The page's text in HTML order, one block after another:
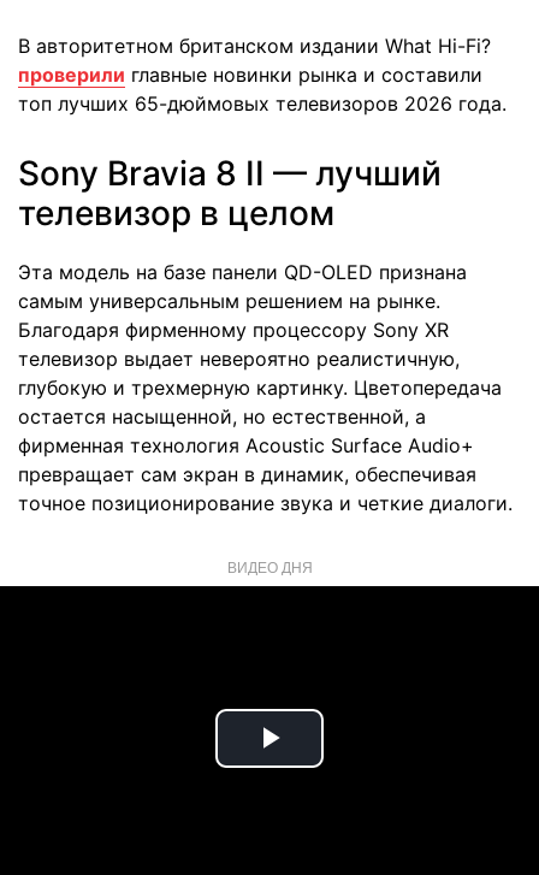
В авторитетном британском издании What Hi-Fi?
проверили главные новинки рынка и составили
топ лучших 65-дюймовых телевизоров 2026 года.
Sony Bravia 8 II — лучший
телевизор в целом
Эта модель на базе панели QD-OLED признана
самым универсальным решением на рынке.
Благодаря фирменному процессору Sony XR
телевизор выдает невероятно реалистичную,
глубокую и трехмерную картинку. Цветопередача
остается насыщенной, но естественной, а
фирменная технология Acoustic Surface Audio+
превращает сам экран в динамик, обеспечивая
точное позиционирование звука и четкие диалоги.
ВИДЕО ДНЯ
Play